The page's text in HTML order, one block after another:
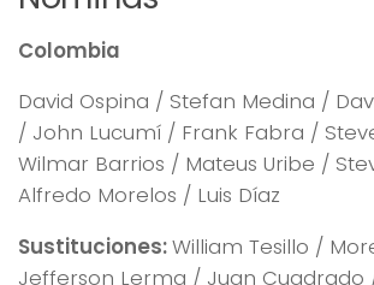
Colombia
David Ospina / Stefan Medina /
/ John Lucumí / Frank Fabra /
Wilmar Barrios / Mateus Uribe /
Alfredo Morelos / Luis Díaz
Sustituciones:William Tesillo /
Jefferson Lerma / Juan Cuadrado